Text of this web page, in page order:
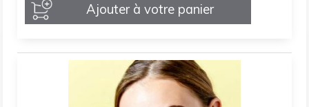
Ajouter à votre panier